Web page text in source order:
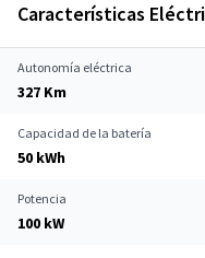
Características
Autonomía eléctrica
327 Km
Capacidad de la batería
50 kWh
Potencia
100 kW